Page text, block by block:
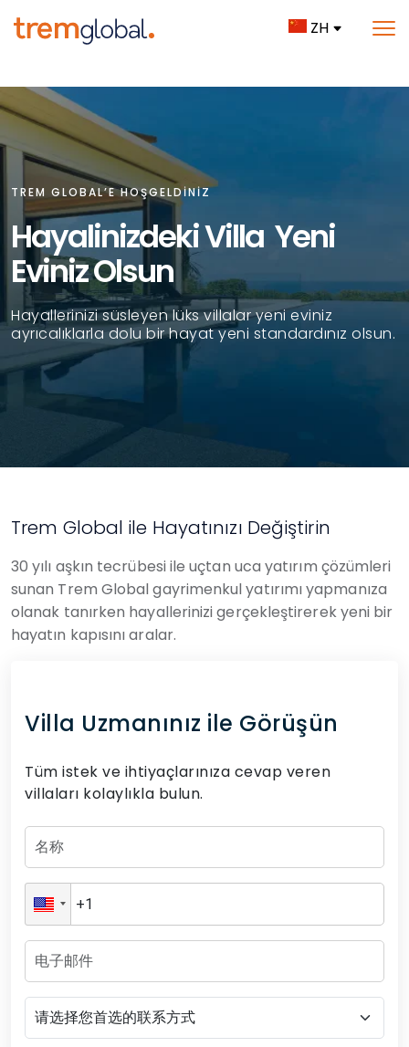
ZH
TREM GLOBAL’E HOŞGELDİNİZ
Hayalinizdeki Villa Yeni
Eviniz Olsun
Hayallerinizi süsleyen lüks villalar yeni eviniz
ayrıcalıklarla dolu bir hayat yeni standardınız olsun.
Trem Global ile Hayatınızı Değiştirin
30 yılı aşkın tecrübesi ile uçtan uca yatırım çözümleri
sunan Trem Global gayrimenkul yatırımı yapmanıza
olanak tanırken hayallerinizi gerçekleştirerek yeni bir
hayatın kapısını aralar.
Villa Uzmanınız ile Görüşün
Tüm istek ve ihtiyaçlarınıza cevap veren
villaları kolaylıkla bulun.